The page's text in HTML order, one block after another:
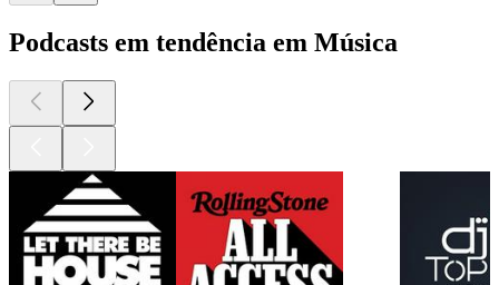
Podcasts em tendência em Música